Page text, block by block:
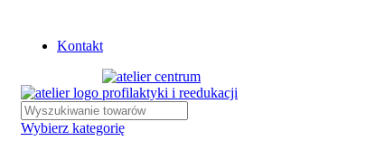
Kontakt
Wybierz kategorię